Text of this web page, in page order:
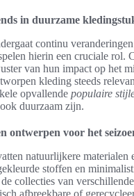
in duurzame
continu
hierin een cruciale rol.
van hun impact op het
kleding steeds
opvallende populaire
duurzaam zijn.
ontwerpen voor het
natuurlijkere materialen
stoffen en
collecties van
afbreekbare of